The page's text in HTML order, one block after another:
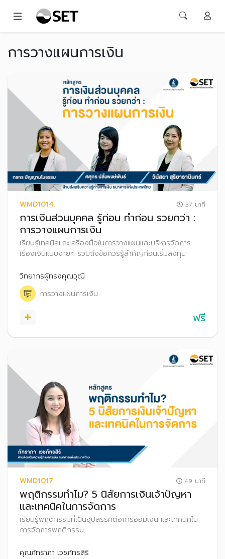
การวางแผนการเงิน
WMD1014 37 นาที
การเงินส่วนบุคคล รู้ก่อน ทำก่อน รวยกว่า :
การวางแผนการเงิน
เรียนรู้เทคนิคและเครื่องมือในการวางแผนและบริหารจัดการ
เรื่องเงินแบบง่ายๆ รวมถึงข้อควรรู้สำคัญก่อนเริ่มลงทุน
วิทยากรผู้ทรงคุณวุฒิ
การวางแผนการเงิน
ฟรี
WMD1017 49 นาที
พฤติกรรมทำไม? 5 นิสัยการเงินเจ้าปัญหา
และเทคนิคในการจัดการ
เรียนรู้พฤติกรรมที่เป็นอุปสรรคต่อการออมเงิน และเทคนิคใน
การจัดการพฤติกรรม
คุณภัทราภา เวชภัทรสิริ